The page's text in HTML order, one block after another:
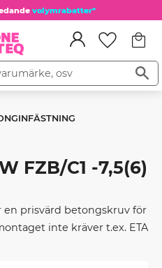
volymrabatter*
FZB/C1 -7,5(6)
en prisvärd betongskruv för
inte kräver t.ex. ETA